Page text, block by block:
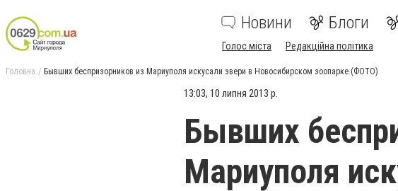
Новини Блоги
Голос міста Редакційна політика
Головна Бывших беспризорников из Мариуполя искусали звери в Новосибирском зоопарке (ФОТО)
13:03, 10 липня 2013 р.
Бывших
Мариуполя